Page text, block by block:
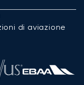
di aviazione